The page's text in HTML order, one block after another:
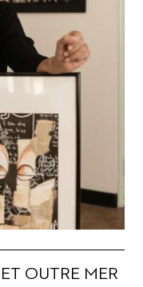
OUTRE MER